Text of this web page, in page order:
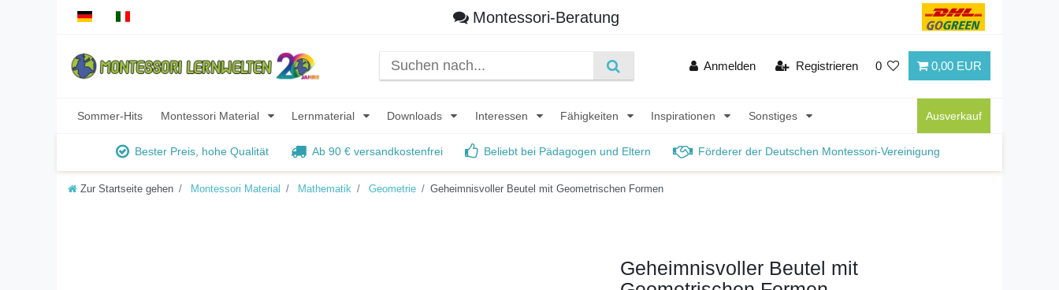
Montessori-Beratung
Anmelden Registrieren 0 0,00 EUR
Sommer-Hits Montessori Material Lernmaterial Downloads Interessen Fähigkeiten Inspirationen Sonstiges Ausverkauf
Bester Preis, hohe Qualität Ab 90 € versandkostenfrei Beliebt bei Pädagogen und Eltern Förderer der Deutschen Montessori-Vereinigung
Zur Startseite gehen Montessori Material Mathematik Geometrie Geheimnisvoller Beutel mit Geometrischen Formen
Geheimnisvoller Beutel mit